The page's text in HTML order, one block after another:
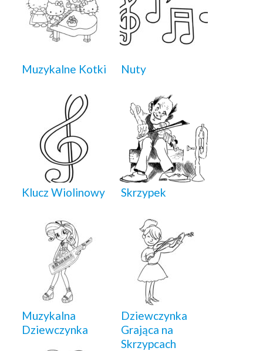
Muzykalne Kotki Nuty
Klucz Wiolinowy Skrzypek
Muzykalna
Dziewczynka
Dziewczynka
Grająca na
Skrzypcach